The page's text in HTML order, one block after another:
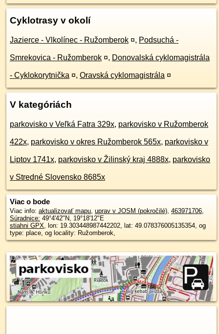
Cyklotrasy v okolí
Jazierce - Vlkolínec - Ružomberok ¤, Podsuchá -
Smrekovica - Ružomberok ¤, Donovalská cyklomagistrála
- Cyklokorytnička ¤, Oravská cyklomagistrála ¤
V kategóriách
parkovisko v Veľká Fatra 329x, parkovisko v Ružomberok
422x, parkovisko v okres Ružomberok 565x, parkovisko v
Liptov 1741x, parkovisko v Žilinský kraj 4888x, parkovisko
v Stredné Slovensko 8685x
Viac o bode
Viac info: aktualizovať mapu, uprav v JOSM (pokročilé), 463971706,
Súradnice: 49°4'42"N, 19°18'12"E
stiahni GPX, lon: 19.303448987442202, lat: 49.078376005135354, og
type: place, og locality: Ružomberok,